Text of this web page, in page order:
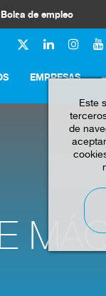
Bolsa de empleo
EMPRESAS
Este
de